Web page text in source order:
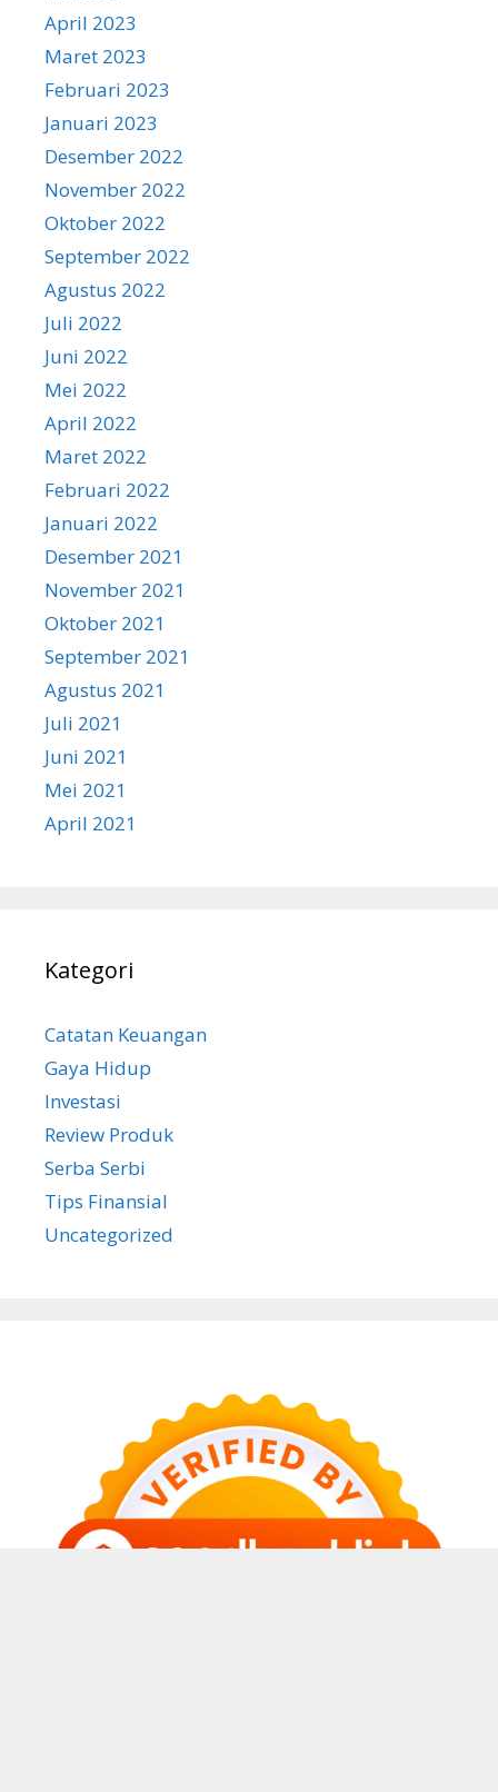
April 2023
Maret 2023
Februari 2023
Januari 2023
Desember 2022
November 2022
Oktober 2022
September 2022
Agustus 2022
Juli 2022
Juni 2022
Mei 2022
April 2022
Maret 2022
Februari 2022
Januari 2022
Desember 2021
November 2021
Oktober 2021
September 2021
Agustus 2021
Juli 2021
Juni 2021
Mei 2021
April 2021
Kategori
Catatan Keuangan
Gaya Hidup
Investasi
Review Produk
Serba Serbi
Tips Finansial
Uncategorized